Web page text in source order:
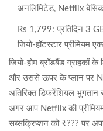
अनलिमिटेड, Netflix बेसिक,
Rs 1,799: प्रतिदिन 3
जियो‑हॉटस्टार प्रीमियम
जियो‑होम ब्रॉडबैंड ग्राहकों
और उससे ऊपर के प्लान पर
अतिरिक्त डिफरेंशियल
अगर आप Netflix की
सब्सक्रिप्शन को ₹??? पर